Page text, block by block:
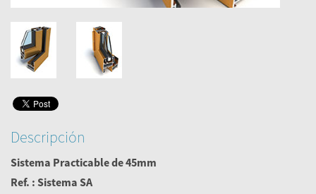
Descripción
Sistema Practicable de 45mm
Ref. : Sistema SA